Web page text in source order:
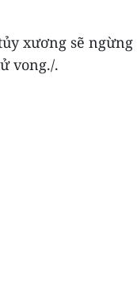
xương sẽ
vong./.